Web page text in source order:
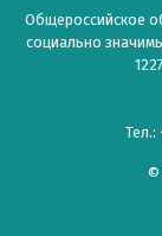
Общероссийское
социально
Тел.:
©